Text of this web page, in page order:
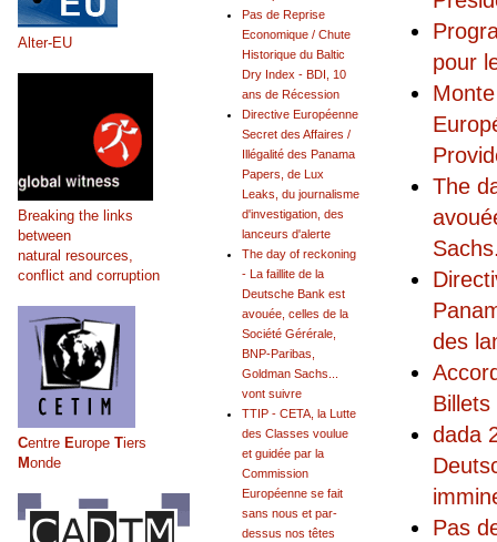
pour
The
des
dada
Pas
Pas de Reprise
Economique / Chute
Historique du Baltic
Dry Index - BDI, 10
ans de Récession
Directive Européenne
Secret des Affaires /
Illégalité des Panama
Papers, de Lux
Leaks, du journalisme
d'investigation, des
lanceurs d'alerte
The day of reckoning
- La faillite de la
Deutsche Bank est
avouée, celles de la
Société Gérérale,
BNP-Paribas,
Goldman Sachs...
vont suivre
TTIP - CETA, la Lutte
des Classes voulue
et guidée par la
Commission
Européenne se fait
sans nous et par-
dessus nos têtes
Alter-EU
Breaking the links
between
natural resources,
conflict and corruption
Centre Europe Tiers
Monde